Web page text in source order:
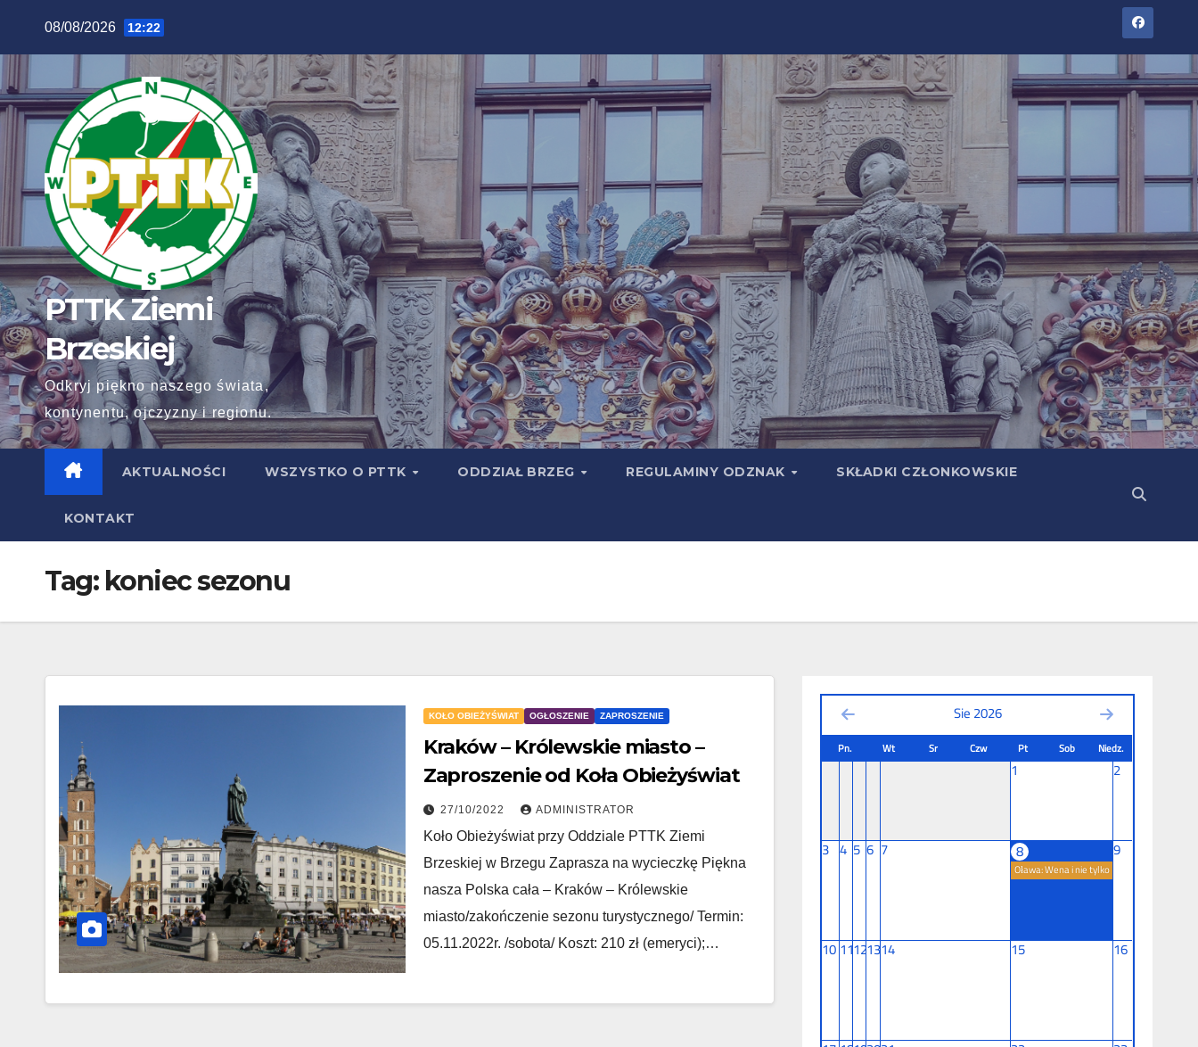
08/08/2026 12:22
PTTK Ziemi
Brzeskiej
Odkryj piękno naszego świata,
kontynentu, ojczyzny i regionu.
AKTUALNOŚCI WSZYSTKO O PTTK ODDZIAŁ BRZEG REGULAMINY ODZNAK SKŁADKI CZŁONKOWSKIE
KONTAKT
Tag: koniec sezonu
KOŁO OBIEŻYŚWIAT OGŁOSZENIE ZAPROSZENIE
Kraków – Królewskie miasto –
Zaproszenie od Koła Obieżyświat
27/10/2022 ADMINISTRATOR
Koło Obieżyświat przy Oddziale PTTK Ziemi
Brzeskiej w Brzegu Zaprasza na wycieczkę Piękna
nasza Polska cała – Kraków – Królewskie
miasto/zakończenie sezonu turystycznego/ Termin:
05.11.2022r. /sobota/ Koszt: 210 zł (emeryci);…
Sie 2026
Pn. Wt Sr Czw Pt Sob Niedz.
1 2
3 4 5 6 7 8
Oława: Wena i nie tylko
9
1011121314 15 16